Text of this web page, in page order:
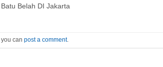
Belah DI Jakarta
you can post a comment.